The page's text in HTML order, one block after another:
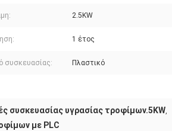
2.5KW
1 έτος
συσκευασίας: Πλαστικό
συσκευασίας υγρασίας τροφίμων.5KW,
με PLC